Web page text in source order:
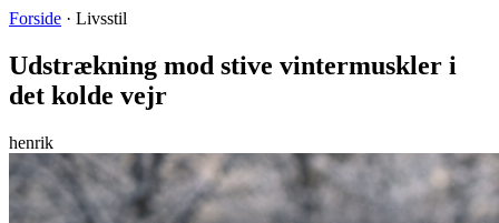
Forside · Livsstil
Udstrækning mod stive vintermuskler i
det kolde vejr
henrik